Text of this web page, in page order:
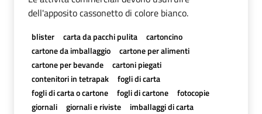
dell'apposito cassonetto di colore bianco.
blister carta da pacchi pulita
cartoncino
cartone da imballaggio
cartone per alimenti
cartone per bevande
cartoni piegati
contenitori in tetrapak
fogli di carta
fogli di carta o cartone
fogli di cartone
fotocopie
giornali
giornali e riviste
imballaggi di carta